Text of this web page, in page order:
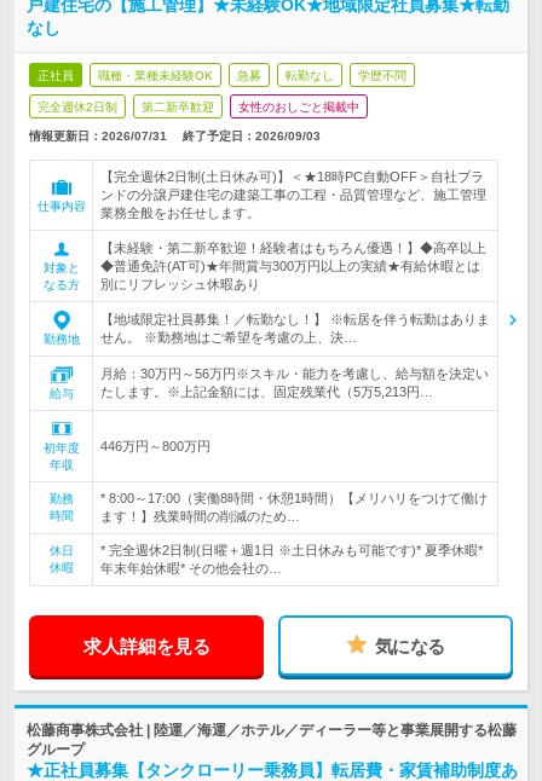
戸建住宅の【施工管理】★未経験OK★地域限定社員募集★転勤
なし
正社員 職種・業種未経験OK 急募 転勤なし 学歴不問
完全週休2日制 第二新卒歓迎 女性のおしごと掲載中
情報更新日：2026/07/31 終了予定日： 2026/09/03
仕事内容
【完全週休2日制(土日休み可)】＜★18時PC自動OFF＞自社ブラ
ンドの分譲戸建住宅の建築工事の工程・品質管理など、施工管理
業務全般をお任せします。
対象と
なる方
【未経験・第二新卒歓迎！経験者はもちろん優遇！】◆高卒以上
◆普通免許(AT可)★年間賞与300万円以上の実績★有給休暇とは
別にリフレッシュ休暇あり
勤務地
【地域限定社員募集！／転勤なし！】 ※転居を伴う転勤はありま
せん。 ※勤務地はご希望を考慮の上、決…
給与
月給：30万円～56万円※スキル・能力を考慮し、給与額を決定い
たします。※上記金額には、固定残業代（5万5,213円…
初年度
年収
446万円～800万円
勤務
時間
* 8:00～17:00（実働8時間・休憩1時間）【メリハリをつけて働け
ます！】残業時間の削減のため…
休日
休暇
* 完全週休2日制(日曜＋週1日 ※土日休みも可能です)* 夏季休暇*
年末年始休暇* その他会社の…
求人詳細を見る 気になる
松藤商事株式会社 | 陸運／海運／ホテル／ディーラー等と事業展開する松藤
グループ
★正社員募集【タンクローリー乗務員】転居費・家賃補助制度あ